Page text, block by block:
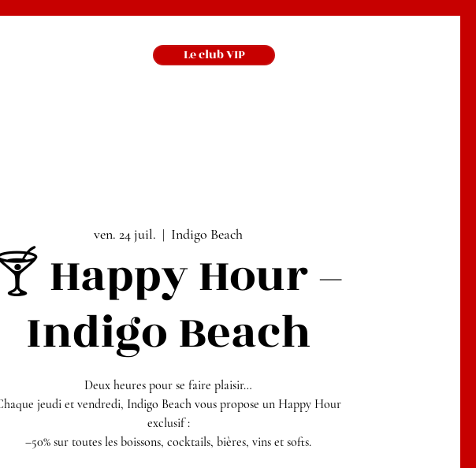
Le club VIP
ven. 24 juil.
  |
Indigo Beach
Happy Hour –
Indigo Beach
Deux heures pour se faire plaisir…
jeudi et vendredi, Indigo Beach vous propose un Happy Hour
exclusif :
–50% sur toutes les boissons, cocktails, bières, vins et softs.